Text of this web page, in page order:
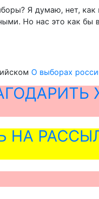
Я думаю, нет,
Но нас это как бы
О выборах
НА